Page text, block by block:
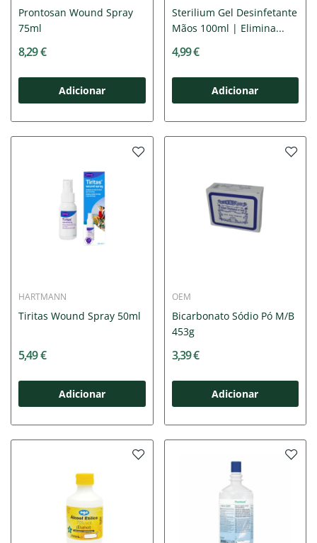
Prontosan Wound Spray
75ml
8,29 €
Adicionar
Sterilium Gel Desinfetante
Mãos 100ml | Elimina...
4,99 €
Adicionar
HARTMANN
Tiritas Wound Spray 50ml
5,49 €
Adicionar
OEM
Bicarbonato Sódio Pó M/B
453g
3,39 €
Adicionar